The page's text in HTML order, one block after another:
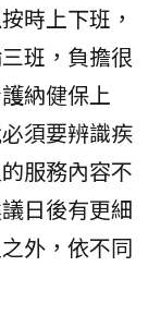
時上下班，
班，負擔很
納健保上
須要辨識疾
服務內容不
日後有更細
外，依不同